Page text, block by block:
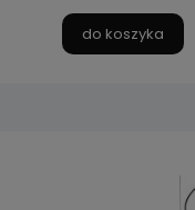
do koszyka